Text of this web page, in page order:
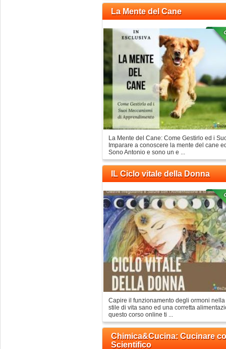
La Mente del Cane
La Mente del Cane: Come Gestirlo ed i
Imparare a conoscere la mente del cane
Sono Antonio e sono un e ...
IL Ciclo vitale della Donna
Capire il funzionamento degli ormoni
stile di vita sano ed una corretta
questo corso online ti ...
Chimica&Cucina: Cucinare
Scientifico